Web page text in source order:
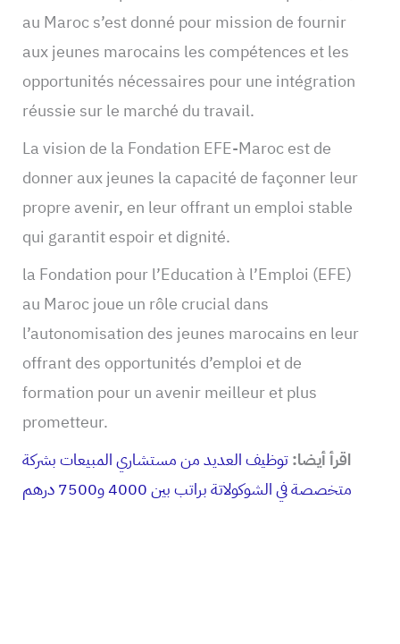
au Maroc s’est donné pour mission de fournir
aux jeunes marocains les compétences et les
opportunités nécessaires pour une intégration
réussie sur le marché du travail.
La vision de la Fondation EFE-Maroc est de
donner aux jeunes la capacité de façonner leur
propre avenir, en leur offrant un emploi stable
qui garantit espoir et dignité.
la Fondation pour l’Education à l’Emploi (EFE)
au Maroc joue un rôle crucial dans
l’autonomisation des jeunes marocains en leur
offrant des opportunités d’emploi et de
formation pour un avenir meilleur et plus
prometteur.
اقرأ أيضا:توظيف العديد من مستشاري المبيعات بشركة
متخصصة في الشوكولاتة براتب بين 4000 و7500 درهم